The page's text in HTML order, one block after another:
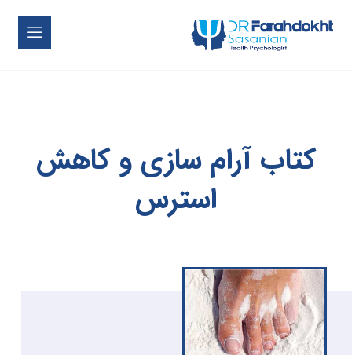
کتاب آرام سازی و کاهش
استرس